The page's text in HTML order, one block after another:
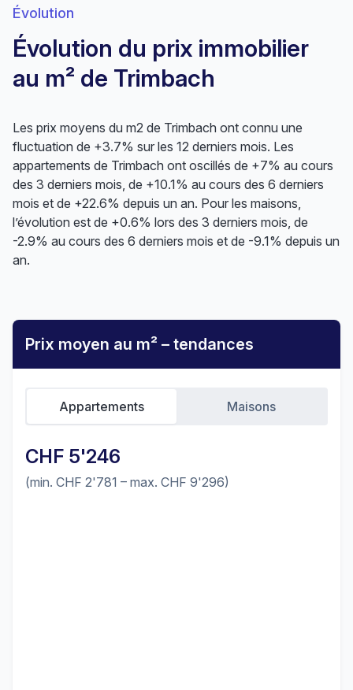
Évolution
Évolution du prix immobilier
au m² de Trimbach
Les prix moyens du m2 de Trimbach ont connu une
fluctuation de +3.7% sur les 12 derniers mois. Les
appartements de Trimbach ont oscillés de +7% au cours
des 3 derniers mois, de +10.1% au cours des 6 derniers
mois et de +22.6% depuis un an. Pour les maisons,
l’évolution est de +0.6% lors des 3 derniers mois, de
-2.9% au cours des 6 derniers mois et de -9.1% depuis un
an.
Prix moyen au m² – tendances
CHF 5'246
(min. CHF 2'781 – max. CHF 9'296)
Appartements Maisons